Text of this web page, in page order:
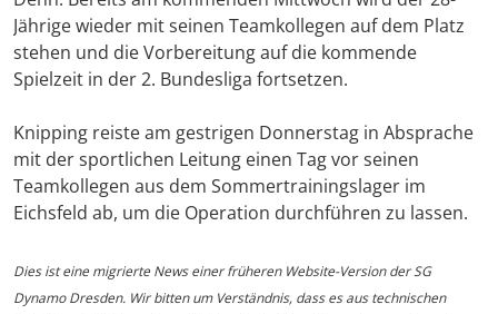
Jährige wieder mit seinen Teamkollegen auf dem Platz
stehen und die Vorbereitung auf die kommende
Spielzeit in der 2. Bundesliga fortsetzen.
Knipping reiste am gestrigen Donnerstag in Absprache
mit der sportlichen Leitung einen Tag vor seinen
Teamkollegen aus dem Sommertrainingslager im
Eichsfeld ab, um die Operation durchführen zu lassen.
Dies ist eine migrierte News einer früheren Website-Version der SG
Dynamo Dresden. Wir bitten um Verständnis, dass es aus technischen